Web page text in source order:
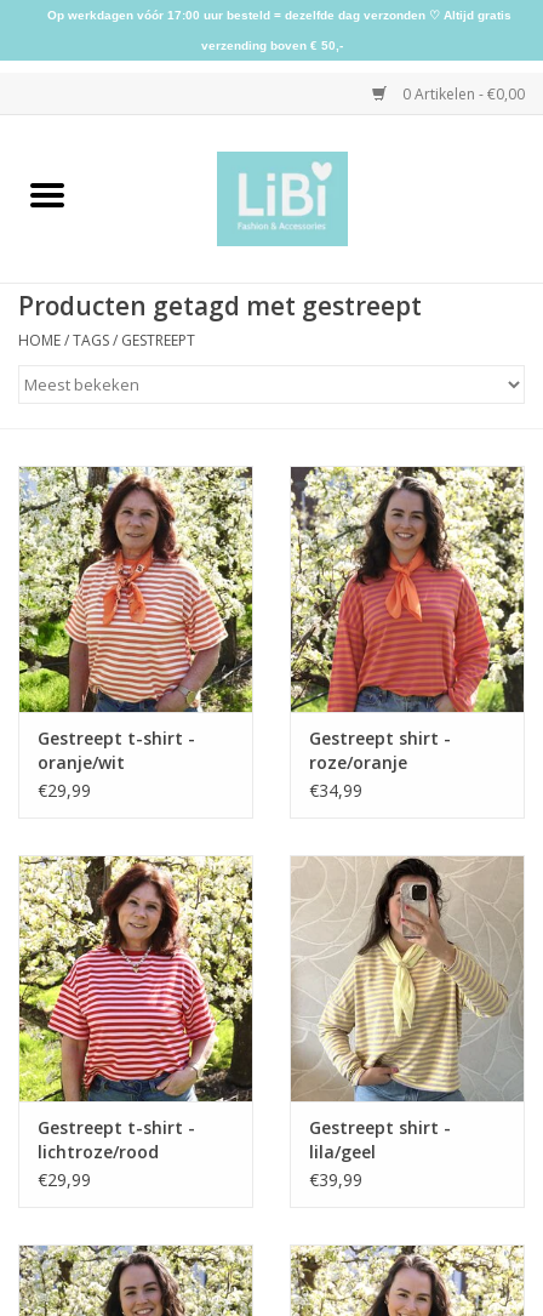
0 Artikelen - €0,00
Home
Schoenen
Sieraden
Accessoires
Home deco
SALE
Herensokken
Producten getagd met gestreept
HOME/TAGS/ GESTREEPT
Gestreept t-shirt -
oranje/wit
€29,99
Gestreept shirt -
roze/oranje
€34,99
Gestreept t-shirt -
lichtroze/rood
€29,99
Gestreept shirt -
lila/geel
€39,99
Op werkdagen vóór 17:00 uur besteld = dezelfde dag verzonden ♡ Altijd gratis
verzending boven € 50,-